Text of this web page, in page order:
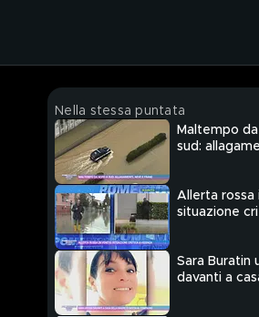
Nella stessa puntata
Maltempo
sud:
Allerta rossa
situazione
Sara Buratin
davanti a